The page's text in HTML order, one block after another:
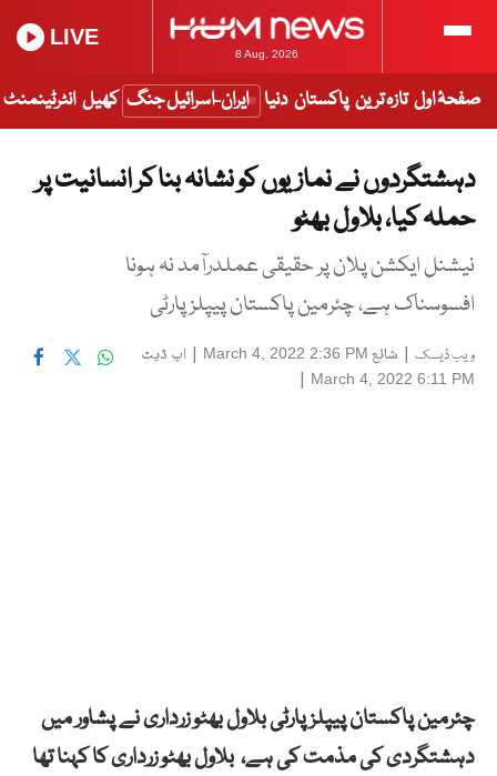
8 Aug, 2026
LIVE
صفحۂ اول تازہ ترین پاکستان دنیا ایران-اسرائیل جنگ کھیل انٹرٹینمنٹ
دہشتگردوں نے نمازیوں کو نشانہ بنا کر انسانیت پر
حملہ کیا، بلاول بھٹو
نیشنل ایکشن پلان پر حقیقی عملدرآمد نہ ہونا
افسوسناک ہے، چئرمین پاکستان پیپلز پارٹی
ویب ڈیسک | شائع March 4, 2022 2:36 PM
| اپ ڈیٹ
March 4, 2022 6:11 PM
|
چئرمین پاکستان پیپلز پارٹی بلاول بھٹو زرداری نے پشاور میں
دہشتگردی کی مذمت کی ہے، بلاول بھٹو زرداری کا کہنا تھا